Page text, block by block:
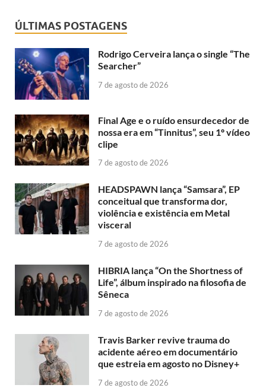
ÚLTIMAS POSTAGENS
Rodrigo Cerveira lança o single “The
Searcher”
7 de agosto de 2026
Final Age e o ruído ensurdecedor de
nossa era em “Tinnitus”, seu 1º vídeo
clipe
7 de agosto de 2026
HEADSPAWN lança “Samsara”, EP
conceitual que transforma dor,
violência e existência em Metal
visceral
7 de agosto de 2026
HIBRIA lança “On the Shortness of
Life”, álbum inspirado na filosofia de
Sêneca
7 de agosto de 2026
Travis Barker revive trauma do
acidente aéreo em documentário
que estreia em agosto no Disney+
7 de agosto de 2026